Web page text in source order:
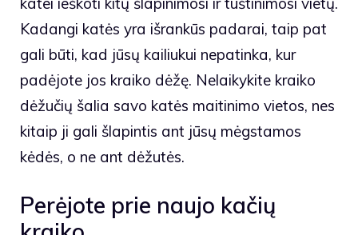
Kadangi katės yra išrankūs padarai, taip pat
gali būti, kad jūsų kailiukui nepatinka, kur
padėjote jos kraiko dėžę. Nelaikykite kraiko
dėžučių šalia savo katės maitinimo vietos, nes
kitaip ji gali šlapintis ant jūsų mėgstamos
kėdės, o ne ant dėžutės.
Perėjote prie naujo kačių